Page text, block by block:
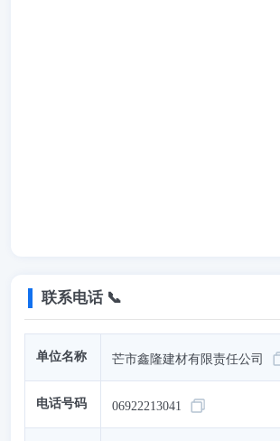
联系电话 📞
单位名称 芒市鑫隆建材有限责任公司
电话号码 06922213041